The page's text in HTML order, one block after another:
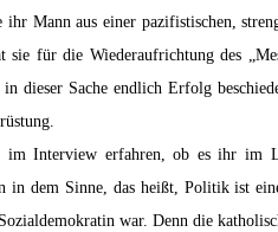
Mann aus einer pazifistischen,
sie für die Wiederaufrichtung des
dieser Sache endlich Erfolg
im Interview erfahren, ob es ihr im
in dem Sinne, das heißt, Politik ist
war. Denn die